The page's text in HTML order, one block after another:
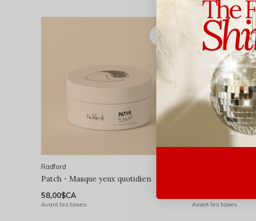
Radford
Patch - Masque yeux quotidien
58,00$CA
Avant les taxes
OFFRE
Avant les taxes